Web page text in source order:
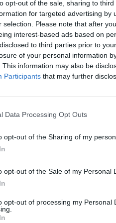
opt-out of the sale, sharing to
for targeted advertising by
selection. Please note that after
interest-based ads based on
to third parties prior to
of your personal information
This information may also be
Participants that may further
Data Processing Opt Outs
opt-out of the Sharing of my
opt-out of the Sale of my Personal
opt-out of processing my Personal
a magyar ipari termelés
szerkezete is
ág hozzájárult a
kialakult kereslet-
hónapok kapcsán
nőtt az ipari termelés az előző
alapján. Ez volt az ötödik
eredménynek mondható. A
portfolio.hu hírarchívumához